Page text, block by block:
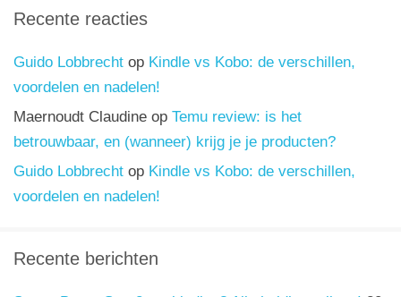
Recente reacties
Guido Lobbrecht op Kindle vs Kobo: de verschillen,
voordelen en nadelen!
Maernoudt Claudine op Temu review: is het
betrouwbaar, en (wanneer) krijg je je producten?
Guido Lobbrecht op Kindle vs Kobo: de verschillen,
voordelen en nadelen!
Recente berichten